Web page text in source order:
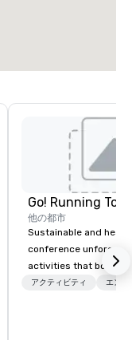
Go! Running
他の都市
Sustainable and
conference
activities that boost
lower carbon
アクティビティ エンタ